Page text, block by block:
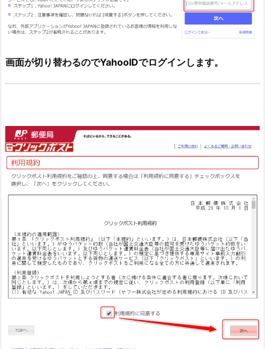
画面が切り替わるのでYahooIDでログインします。